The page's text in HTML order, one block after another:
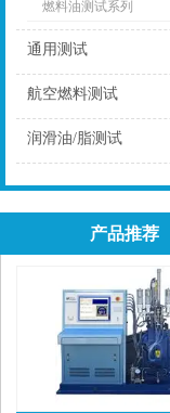
燃料油测试系列
通用测试
航空燃料测试
润滑油/脂测试
产品推荐